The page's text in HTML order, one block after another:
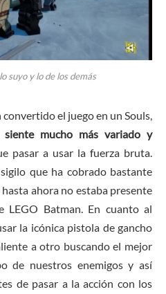
suyo y lo de los demás
el juego en un Souls,
siente mucho más variado y
pasar a usar la fuerza bruta.
que ha cobrado bastante
ahora no estaba presente
LEGO Batman. En cuanto al
la icónica pistola de gancho
a otro buscando el mejor
de nuestros enemigos y así
de pasar a la acción con los